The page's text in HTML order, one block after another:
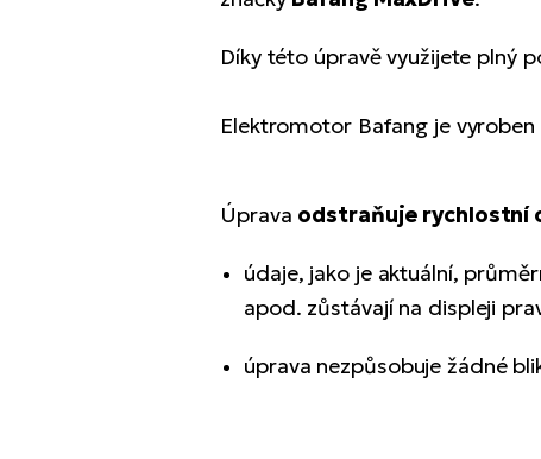
Díky této úpravě využijete plný
Elektromotor Bafang je vyroben
Úprava odstraňuje rychlostní
údaje, jako je aktuální,
apod. zůstávají na displeji
úprava nezpůsobuje žádné